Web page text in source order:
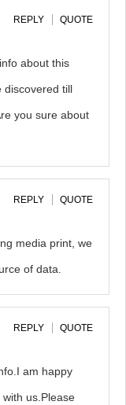
REPLY QUOTE
about this
discovered till
you sure about
REPLY QUOTE
media print, we
of data.
REPLY QUOTE
am happy
us.Please